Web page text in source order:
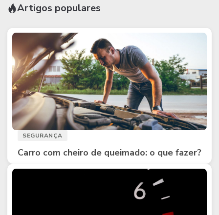
Artigos populares
SEGURANÇA
Carro com cheiro de queimado: o que fazer?